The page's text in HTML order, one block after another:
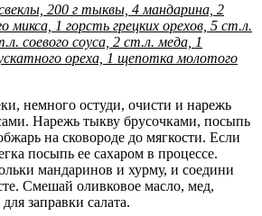
200 г тыквы, 4 мандарина, 2
микса, 1 горсть грецких орехов, 5 ст.л.
соевого соуса, 2 ст.л. меда, 1
ореха, 1 щепотка молотого
немного остуди, очисти и нарежь
Нарежь тыкву брусочками, посыпь
на сковороде до мягкости. Если
посыпь ее сахаром в процессе.
мандаринов и хурму, и соедини
Смешай оливковое масло, мед,
заправки салата.